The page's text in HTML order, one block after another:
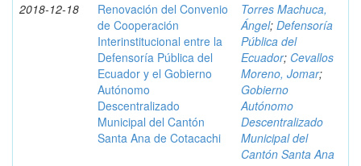
2018-12-18
Renovación del Convenio
de Cooperación
Interinstitucional entre la
Defensoría Pública del
Ecuador y el Gobierno
Autónomo
Descentralizado
Municipal del Cantón
Santa Ana de Cotacachi
Torres Machuca,
Ángel; Defensoría
Pública del
Ecuador; Cevallos
Moreno, Jomar;
Gobierno
Autónomo
Descentralizado
Municipal del
Cantón Santa Ana